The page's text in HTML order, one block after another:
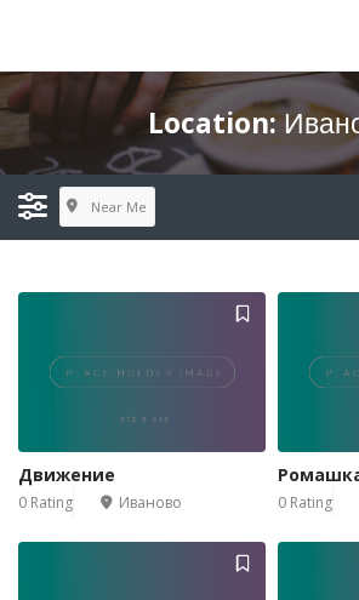
Location:
Near Me
Движение
0 Rating Иваново 0 Rating